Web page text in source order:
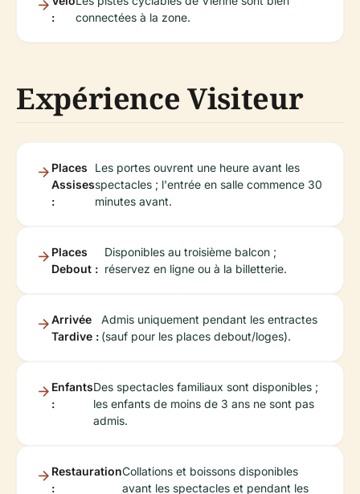
:
connectées à la zone.
Expérience Visiteur
Places
Assises
:
Les portes ouvrent une heure avant les
spectacles ; l'entrée en salle commence 30
minutes avant.
Places
Debout :
Disponibles au troisième balcon ;
réservez en ligne ou à la billetterie.
Arrivée
Tardive :
Admis uniquement pendant les entractes
(sauf pour les places debout/loges).
Enfants
:
Des spectacles familiaux sont disponibles ;
les enfants de moins de 3 ans ne sont pas
admis.
Restauration
:
Collations et boissons disponibles
avant les spectacles et pendant les